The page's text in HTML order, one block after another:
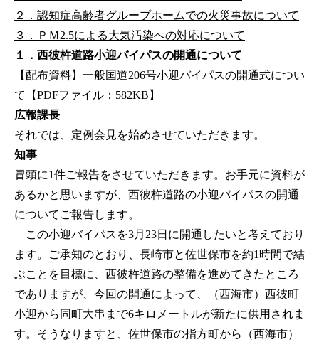
２．認知症高齢者グループホームでの火災事故について
３．ＰＭ2.5による大気汚染への対応について
１．西彼杵道路小迎バイパスの開通について
【配布資料】 一般国道206号小迎バイパスの開通式につい
て【PDFファイル：582KB】
広報課長
それでは、定例会見を始めさせていただきます。
知事
冒頭に1件ご報告をさせていただきます。お手元に資料が
あるかと思いますが、西彼杵道路の小迎バイパスの開通
についてご報告します。
この小迎バイパスを3月23日に開通したいと考えており
ます。ご承知のとおり、長崎市と佐世保市を約1時間で結
ぶことを目標に、西彼杵道路の整備を進めてきたところ
でありますが、今回の開通によって、（西海市）西彼町
小迎から同町大串まで6キロメートルが新たに供用されま
す。そうなりますと、佐世保市の指方町から（西海市）